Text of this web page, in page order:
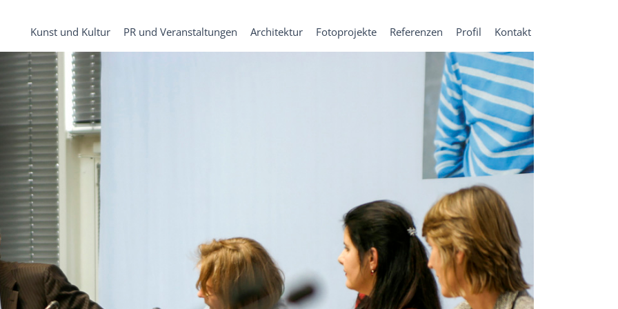
Kunst und Kultur PR und Veranstaltungen Architektur Fotoprojekte Referenzen Profil Kontakt